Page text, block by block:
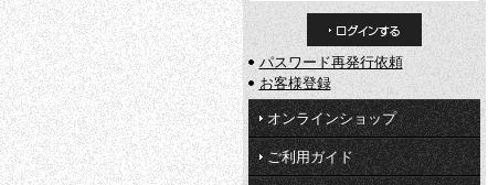
パスワード再発行依頼
お客様登録
オンラインショップ
ご利用ガイド